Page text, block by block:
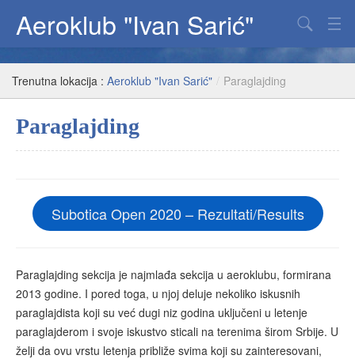
Aeroklub "Ivan Sarić"
Padobranstvo
Jedriličarstvo
Paraglajding
O klubu
Trenutna lokacija : Aeroklub "Ivan Sarić" / Paraglajding
Paraglajding
Subotica Open 2020 – Rezultati/Results
Paraglajding sekcija je najmlađa sekcija u aeroklubu, formirana
2013 godine. I pored toga, u njoj deluje nekoliko iskusnih
paraglajdista koji su već dugi niz godina uključeni u letenje
paraglajderom i svoje iskustvo sticali na terenima širom Srbije. U
želji da ovu vrstu letenja približe svima koji su zainteresovani,